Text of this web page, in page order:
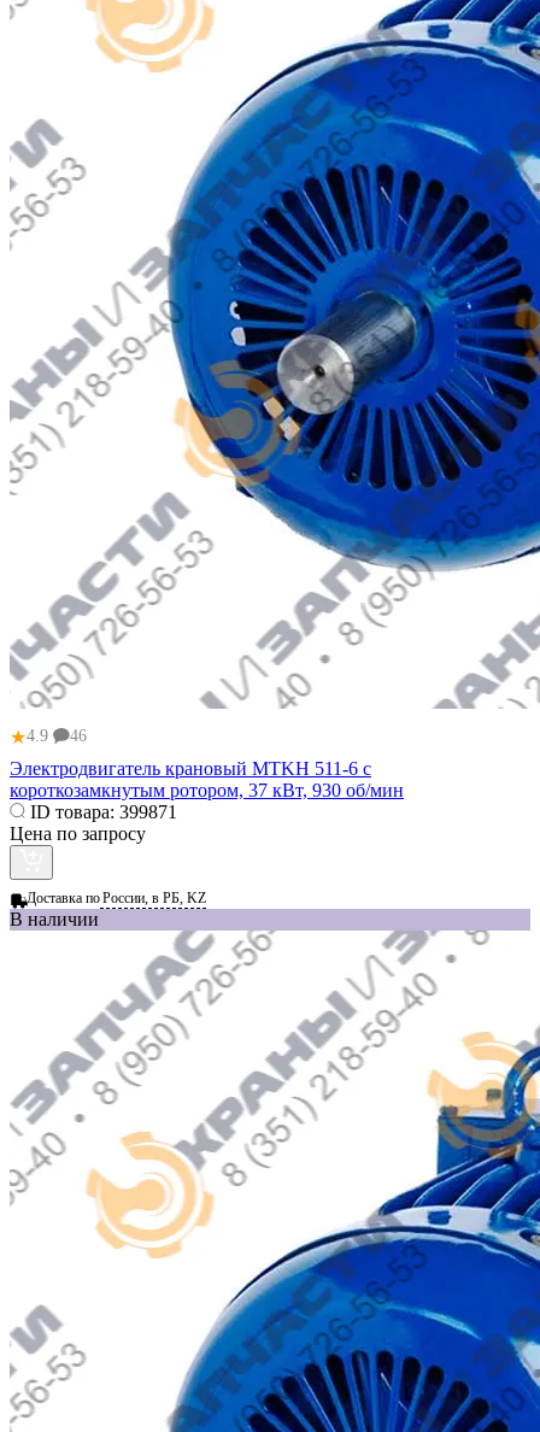
★4.9 46
Электродвигатель крановый МТKН 511-6 с
короткозамкнутым ротором, 37 кВт, 930 об/мин
ID товара: 399871
Цена по запросу
Доставка поРоссии, в РБ, KZ
В наличии